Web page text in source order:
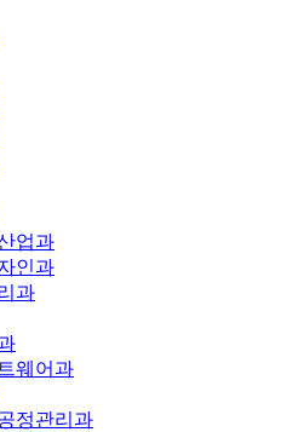
업과
인과
과
웨어과
정관리과